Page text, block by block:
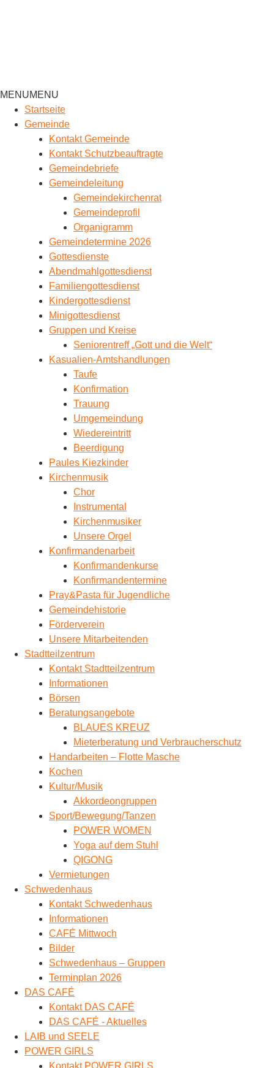
MENUMENU
Startseite
Gemeinde
Kontakt Gemeinde
Kontakt Schutzbeauftragte
Gemeindebriefe
Gemeindeleitung
Gemeindekirchenrat
Gemeindeprofil
Organigramm
Gemeindetermine 2026
Gottesdienste
Abendmahlgottesdienst
Familiengottesdienst
Kindergottesdienst
Minigottesdienst
Gruppen und Kreise
Seniorentreff „Gott und die Welt“
Kasualien-Amtshandlungen
Taufe
Konfirmation
Trauung
Umgemeindung
Wiedereintritt
Beerdigung
Paules Kiezkinder
Kirchenmusik
Chor
Instrumental
Kirchenmusiker
Unsere Orgel
Konfirmandenarbeit
Konfirmandenkurse
Konfirmandentermine
Pray&Pasta für Jugendliche
Gemeindehistorie
Förderverein
Unsere Mitarbeitenden
Stadtteilzentrum
Kontakt Stadtteilzentrum
Informationen
Börsen
Beratungsangebote
BLAUES KREUZ
Mieterberatung und Verbraucherschutz
Handarbeiten – Flotte Masche
Kochen
Kultur/Musik
Akkordeongruppen
Sport/Bewegung/Tanzen
POWER WOMEN
Yoga auf dem Stuhl
QIGONG
Vermietungen
Schwedenhaus
Kontakt Schwedenhaus
Informationen
CAFÉ Mittwoch
Bilder
Schwedenhaus – Gruppen
Terminplan 2026
DAS CAFÉ
Kontakt DAS CAFÉ
DAS CAFÉ - Aktuelles
LAIB und SEELE
POWER GIRLS
Kontakt POWER GIRLS